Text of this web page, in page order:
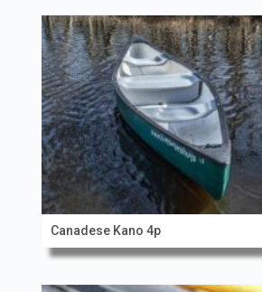
Canadese Kano 4p